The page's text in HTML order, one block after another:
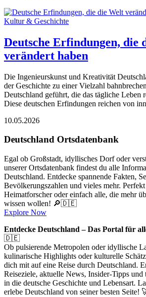
Kultur & Geschichte
Deutsche Erfindungen, die
verändert haben
Die Ingenieurskunst und Kreativität
der Geschichte zu einer Vielzahl
Deutschland geführt, die das tägliche Leben
Diese deutschen Erfindungen reichen von
10.05.2026
Deutschland Ortsdatenbank
Egal ob Großstadt, idyllisches Dorf oder
unserer Ortsdatenbank findest du alle
Deutschland. Entdecke spannende Fakten,
Bevölkerungszahlen und vieles mehr.
Heimatforscher oder einfach alle, die mehr
wissen wollen! 🔎🇩🇪
Explore Now
Entdecke Deutschland – Das Portal für
🇩🇪
Ob pulsierende Metropolen oder idyllische
kulinarische Highlights oder kulturelle
dich mit auf eine Reise durch Deutschland.
Reiseziele, aktuelle News, Insider-Tipps
in die deutsche Geschichte und Lebensart.
erlebe Deutschland von seiner besten Seite!